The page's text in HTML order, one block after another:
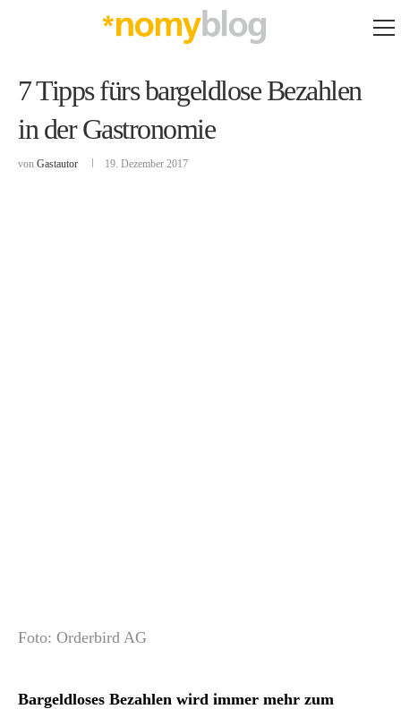
7 Tipps fürs bargeldlose Bezahlen
in der Gastronomie
von Gastautor 19. Dezember 2017
Foto: Orderbird AG
Bargeldloses Bezahlen wird immer mehr zum